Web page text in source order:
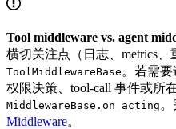
Tool middleware vs. agent
横切关注点（日志、metrics、
ToolMiddlewareBase 。若需
权限决策、tool-call 事件或所
MiddlewareBase.on_acting
Middleware。